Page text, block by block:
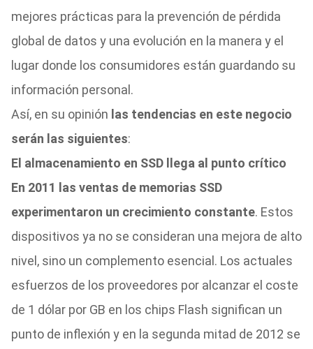
mejores prácticas para la prevención de pérdida
global de datos y una evolución en la manera y el
lugar donde los consumidores están guardando su
información personal.
Así, en su opinión las tendencias en este negocio
serán las siguientes:
El almacenamiento en SSD llega al punto crítico
En 2011 las ventas de memorias SSD
experimentaron un crecimiento constante. Estos
dispositivos ya no se consideran una mejora de alto
nivel, sino un complemento esencial. Los actuales
esfuerzos de los proveedores por alcanzar el coste
de 1 dólar por GB en los chips Flash significan un
punto de inflexión y en la segunda mitad de 2012 se